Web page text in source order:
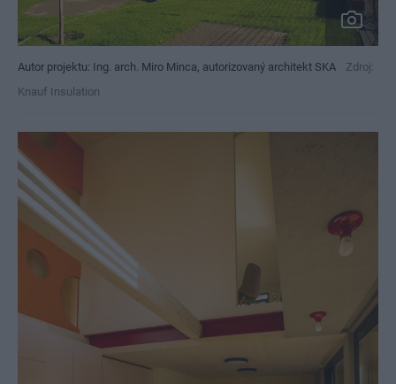
Autor projektu: Ing. arch. Miro Minca, autorizovaný architekt SKA
Zdroj:
Knauf Insulation